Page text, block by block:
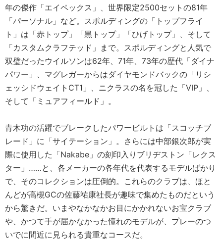
年の傑作「エイペックス」、世界限定2500セットの81年
「パーソナル」など。スポルディングの「トップフライ
ト」は「赤トップ」「黒トップ」「ひげトップ」、そして
「カスタムクラフテッド」まで。スポルディングと人気で
双璧だったウイルソンは62年、71年、73年の歴代「ダイナ
パワー」、マグレガーからはダイヤモンドバックの「リシ
ェッシドウェイトCT1」、ニクラスの名を冠した「VIP」、
そして「ミュアフィールド」。
青木功の活躍でブレークしたパワービルトは「スコッチブ
レード」に「サイテーション」。さらには中部銀次郎が実
際に使用した「Nakabe」の刻印入りブリヂストン「レクス
ター」……と、各メーカーの各年代を代表するモデルばかり
で、そのコレクションは圧倒的。これらのクラブは、ほと
んどが高槻GCの佐藤祐康社長が趣味で集めたものだという
から驚きだ。いまやなかなかお目にかかれないお宝クラブ
や、かつて手が届かなかった憧れのモデルが、プレーのつ
いでに間近に見られる貴重なコースだ。